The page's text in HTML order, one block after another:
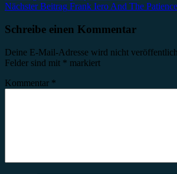
Nächster Beitrag Frank Iero And The
Schreibe einen Kommentar
Deine E-Mail-Adresse wird nicht
Felder sind mit * markiert
Kommentar *